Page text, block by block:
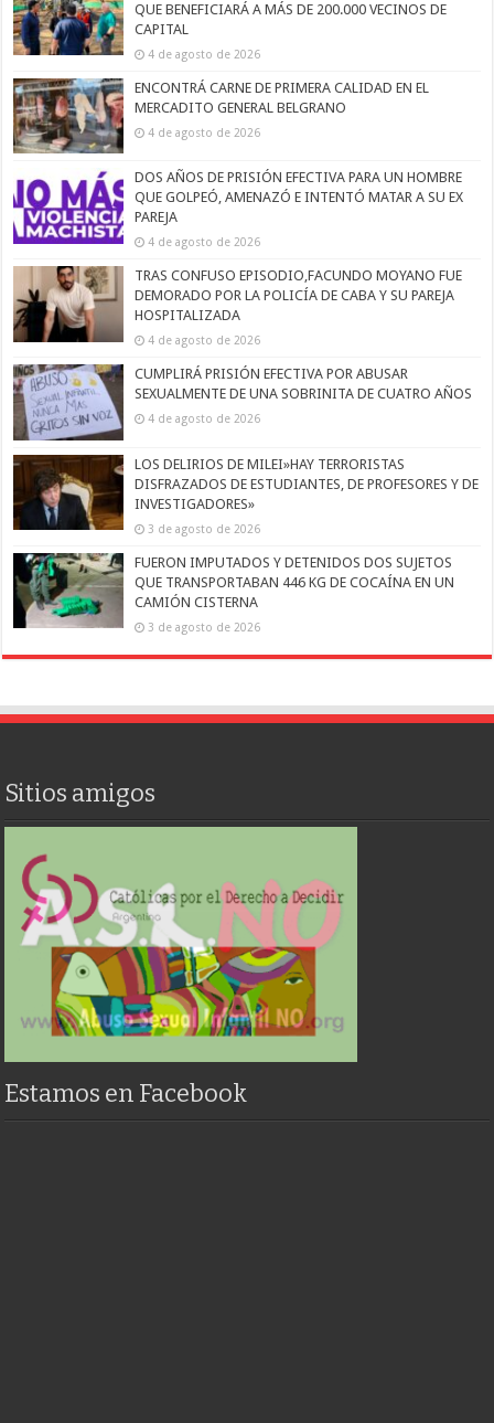
QUE BENEFICIARÁ A MÁS DE 200.000 VECINOS DE
CAPITAL
4 de agosto de 2026
ENCONTRÁ CARNE DE PRIMERA CALIDAD EN EL
MERCADITO GENERAL BELGRANO
4 de agosto de 2026
DOS AÑOS DE PRISIÓN EFECTIVA PARA UN HOMBRE
QUE GOLPEÓ, AMENAZÓ E INTENTÓ MATAR A SU EX
PAREJA
4 de agosto de 2026
TRAS CONFUSO EPISODIO,FACUNDO MOYANO FUE
DEMORADO POR LA POLICÍA DE CABA Y SU PAREJA
HOSPITALIZADA
4 de agosto de 2026
CUMPLIRÁ PRISIÓN EFECTIVA POR ABUSAR
SEXUALMENTE DE UNA SOBRINITA DE CUATRO AÑOS
4 de agosto de 2026
LOS DELIRIOS DE MILEI»HAY TERRORISTAS
DISFRAZADOS DE ESTUDIANTES, DE PROFESORES Y DE
INVESTIGADORES»
3 de agosto de 2026
FUERON IMPUTADOS Y DETENIDOS DOS SUJETOS
QUE TRANSPORTABAN 446 KG DE COCAÍNA EN UN
CAMIÓN CISTERNA
3 de agosto de 2026
Sitios amigos
Estamos en Facebook